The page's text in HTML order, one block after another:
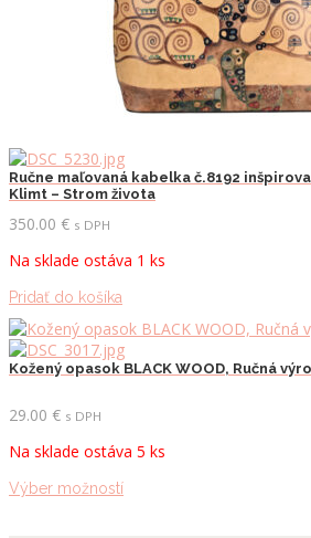
Ručne maľovaná kabelka č.8192
Klimt – Strom života
350.00 € s DPH
Na sklade ostáva 1 ks
Pridať do košíka
Kožený opasok BLACK WOOD, Ručná
29.00 € s DPH
Na sklade ostáva 5 ks
Výber možnostíTento